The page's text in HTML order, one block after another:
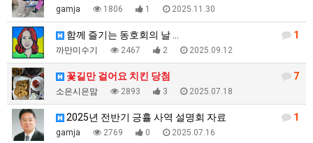
gamja 1806 1 2025.11.30
1
함께 즐기는 동호회의 날 …
까만미수기 2467 2 2025.09.12
7
꽃길만 걸어요 치킨 당첨
소은시은맘 2893 3 2025.07.18
1
2025년 전반기 긍휼 사역 설명회 자료
gamja 2769 0 2025.07.16